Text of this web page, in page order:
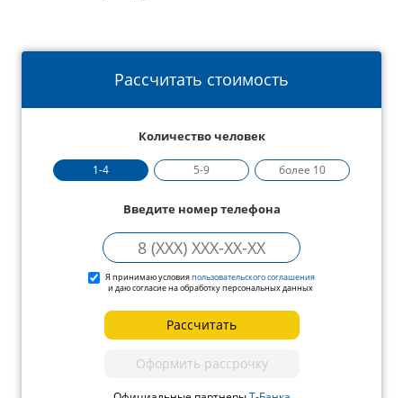
Рассчитать стоимость
Количество человек
1-4 5-9 более 10
Введите номер телефона
Я принимаю условияпользовательского соглашения
и даю согласие на обработку персональных данных
Рассчитать
Оформить рассрочку